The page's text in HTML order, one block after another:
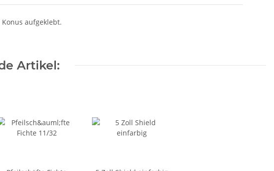
aufgeklebt.
Artikel: